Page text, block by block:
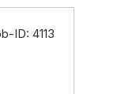
ID: 4113